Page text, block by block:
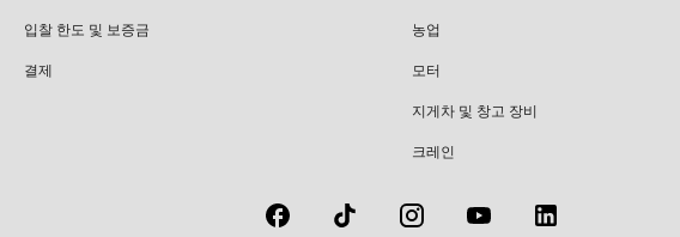
입찰 한도 및 보증금
결제
농업
모터
지게차 및 창고 장비
크레인